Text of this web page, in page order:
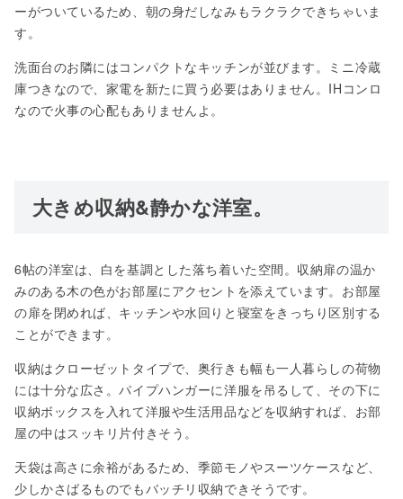
ーがついているため、朝の身だしなみもラクラクできちゃいま
す。
洗面台のお隣にはコンパクトなキッチンが並びます。ミニ冷蔵
庫つきなので、家電を新たに買う必要はありません。IHコンロ
なので火事の心配もありませんよ。
大きめ収納&静かな洋室。
6帖の洋室は、白を基調とした落ち着いた空間。収納扉の温か
みのある木の色がお部屋にアクセントを添えています。お部屋
の扉を閉めれば、キッチンや水回りと寝室をきっちり区別する
ことができます。
収納はクローゼットタイプで、奥行きも幅も一人暮らしの荷物
には十分な広さ。パイプハンガーに洋服を吊るして、その下に
収納ボックスを入れて洋服や生活用品などを収納すれば、お部
屋の中はスッキリ片付きそう。
天袋は高さに余裕があるため、季節モノやスーツケースなど、
少しかさばるものでもバッチリ収納できそうです。